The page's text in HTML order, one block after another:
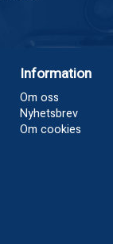
Information
Om oss
Nyhetsbrev
Om cookies